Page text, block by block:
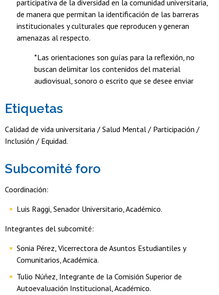
participativa de la diversidad en la comunidad universitaria,
de manera que permitan la identificación de las barreras
institucionales y culturales que reproducen y generan
amenazas al respecto.
*Las orientaciones son guías para la reflexión, no
buscan delimitar los contenidos del material
audiovisual, sonoro o escrito que se desee enviar
Etiquetas
Calidad de vida universitaria / Salud Mental / Participación /
Inclusión / Equidad.
Subcomité foro
Coordinación:
Luis Raggi, Senador Universitario, Académico.
Integrantes del subcomité:
Sonia Pérez, Vicerrectora de Asuntos Estudiantiles y
Comunitarios, Académica.
Tulio Núñez, Integrante de la Comisión Superior de
Autoevaluación Institucional, Académico.